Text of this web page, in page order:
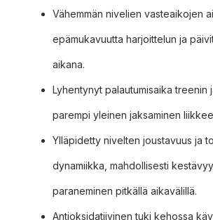
Vähemmän nivelien vasteaikojen
epämukavuutta harjoittelun ja
aikana.
Lyhentynyt palautumisaika treenin
parempi yleinen jaksaminen
Ylläpidetty nivelten joustavuus ja
dynamiikka, mahdollisesti
paraneminen pitkällä aikavälillä.
Antioksidatiivinen tuki kehossa